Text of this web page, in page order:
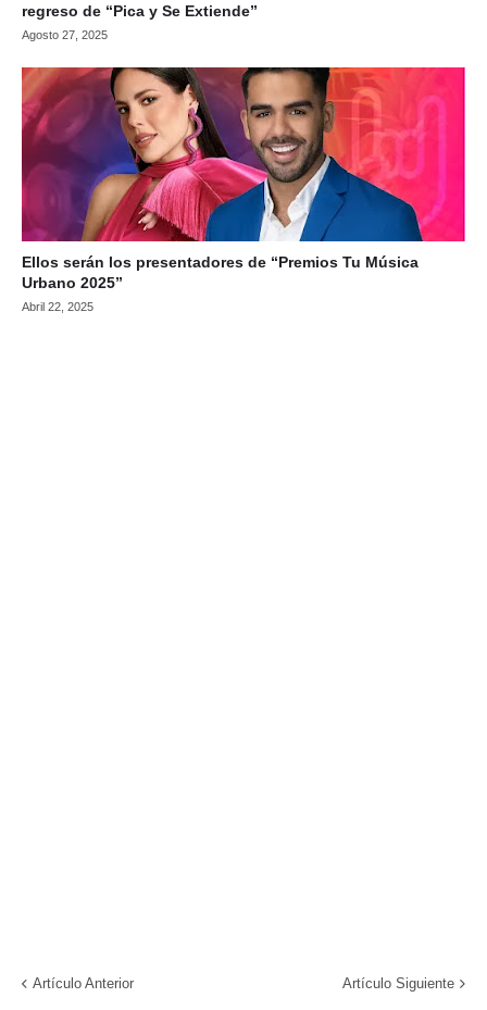
regreso de “Pica y Se Extiende”
Agosto 27, 2025
Ellos serán los presentadores de “Premios Tu Música
Urbano 2025”
Abril 22, 2025
Artículo Anterior Artículo Siguiente